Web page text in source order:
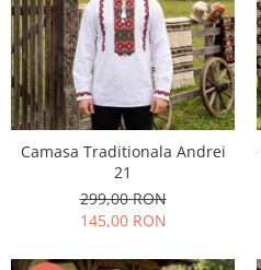
Camasa Traditionala Andrei
21
299,00 RON
145,00 RON